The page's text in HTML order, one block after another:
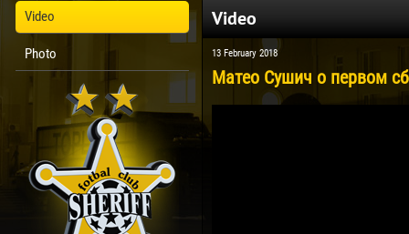
Video
Photo
Video
13 February 2018
Матео Сушич о первом